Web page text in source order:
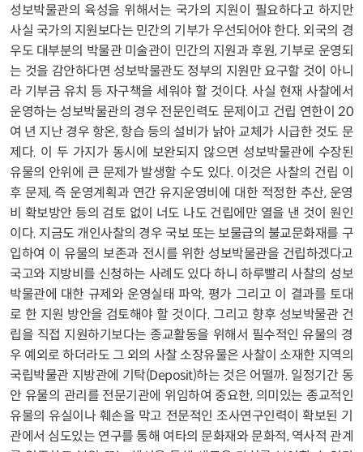
성보박물관의 육성을 위해서는 국가의 지원이 필요하다고 하지만
사실 국가의 지원보다는 민간의 기부가 우선되어야 한다. 외국의 경
우도 대부분의 박물관 미술관이 민간의 지원과 후원, 기부로 운영되
는 것을 감안하다면 성보박물관도 정부의 지원만 요구할 것이 아니
라 기부금 유치 등 자구책을 세워야 할 것이다. 사실 현재 사찰에서
운영하는 성보박물관의 경우 전문인력도 문제이고 건립 연한이 20
여 년 지난 경우 항온, 항습 등의 설비가 낡아 교체가 시급한 것도 문
제다. 이 두 가지가 동시에 보완되지 않으면 성보박물관에 수장된
유물의 안위에 큰 문제가 발생할 수도 있다. 이것은 사찰의 건립 이
후 문제, 즉 운영계획과 연간 유지운영비에 대한 적정한 추산, 운영
비 확보방안 등의 검토 없이 너도 나도 건립에만 열을 낸 것이 원인
이다. 지금도 개인사찰의 경우 국보 또는 보물급의 불교문화재를 구
입하여 이 유물의 보존과 전시를 위한 성보박물관을 건립하겠다고
국고와 지방비를 신청하는 사례도 있다 하니 하루빨리 사찰의 성보
박물관에 대한 규제와 운영실태 파악, 평가 그리고 이 결과를 토대
로 한 지원 방안을 검토해야 할 것이다. 그리고 향후 성보박물관 건
립을 직접 지원하기보다는 종교활동을 위해서 필수적인 유물의 경
우 예외로 하더라도 그 외의 사찰 소장유물은 사찰이 소재한 지역의
국립박물관 지방관에 기탁(Deposit)하는 것은 어떨까. 일정기간 동
안 유물의 관리를 전문기관에 위임하여 중요한, 의미있는 종교적인
유물의 유실이나 훼손을 막고 전문적인 조사연구인력이 확보된 기
관에서 심도있는 연구를 통해 여타의 문화재와 문화적, 역사적 관계